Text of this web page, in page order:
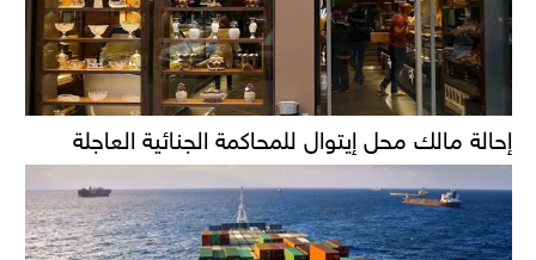
إحالة مالك محل إيتوال للمحاكمة الجنائية العاجلة